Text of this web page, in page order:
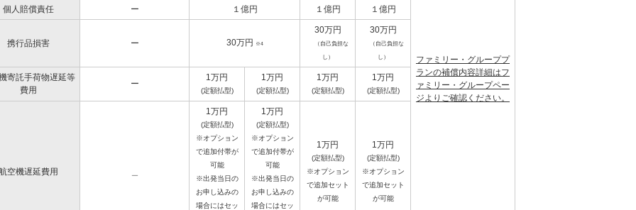
ファミリー・グループプ
ランの補償内容詳細はフ
ァミリー・グループペー
ジよりご確認ください。
個人賠償責任 ー １億円 １億円 １億円
携行品損害 ー 30万円 ※4
30万円
（自己負担な
し）
30万円
（自己負担な
し）
寄託手荷物遅延等
費用
ー
1万円
(定額払型)
1万円
(定額払型)
1万円
(定額払型)
1万円
(定額払型)
空機遅延費用
1万円
(定額払型)
※オプション
で追加付帯が
可能
※出発当日の
お申し込みの
場合にはセッ
1万円
(定額払型)
※オプション
で追加付帯が
可能
※出発当日の
お申し込みの
場合にはセッ
1万円
(定額払型)
※オプション
で追加セット
が可能
1万円
(定額払型)
※オプション
で追加セット
が可能